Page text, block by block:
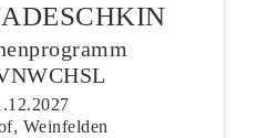
Weinfelden